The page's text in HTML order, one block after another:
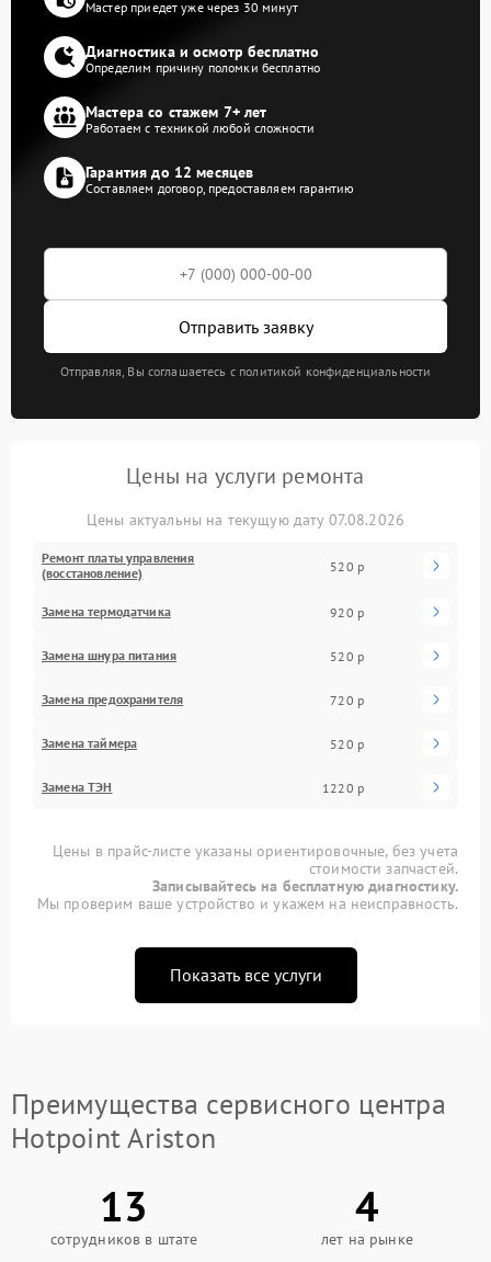
Мастер приедет уже через 30 минут
Диагностика и осмотр бесплатно
Определим причину поломки бесплатно
Мастера со стажем 7+ лет
Работаем с техникой любой сложности
Гарантия до 12 месяцев
Составляем договор, предоставляем гарантию
Отправить заявку
Отправляя, Вы соглашаетесь с политикой конфиденциальности
Цены на услуги ремонта
Цены актуальны на текущую дату 07.08.2026
Ремонт платы управления
(восстановление)
520 р
Замена термодатчика 920 р
Замена шнура питания 520 р
Замена предохранителя 720 р
Замена таймера 520 р
Замена ТЭН 1220 р
Цены в прайс-листе указаны ориентировочные, без учета
стоимости запчастей.
Записывайтесь на бесплатную диагностику.
Мы проверим ваше устройство и укажем на неисправность.
Показать все услуги
Преимущества сервисного центра
Hotpoint Ariston
13
сотрудников в штате
4
лет на рынке